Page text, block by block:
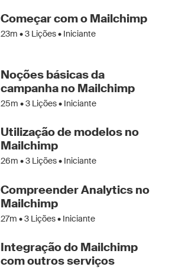
Começar com o Mailchimp
23m •3 Lições • Iniciante
Noções básicas da
campanha no Mailchimp
25m •3 Lições • Iniciante
Utilização de modelos no
Mailchimp
26m •3 Lições • Iniciante
Compreender Analytics no
Mailchimp
27m •3 Lições • Iniciante
Integração do Mailchimp
com outros serviços